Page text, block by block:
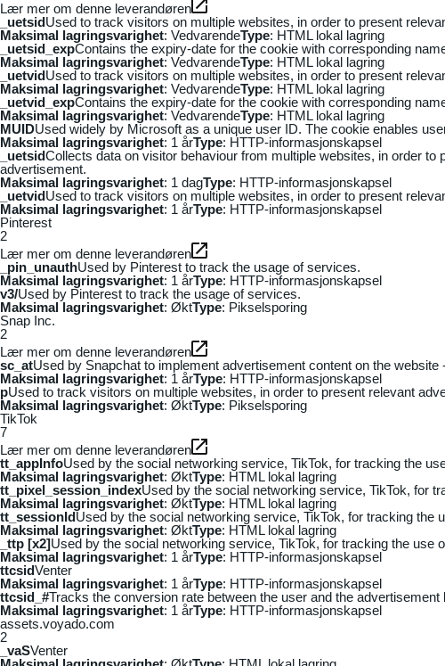
Lær mer om denne leverandøren
_uetsidUsed to track visitors on multiple websites, in order to present
Maksimal lagringsvarighet: VedvarendeType: HTML lokal lagring
_uetsid_expContains the expiry-date for the cookie with corresponding
Maksimal lagringsvarighet: VedvarendeType: HTML lokal lagring
_uetvidUsed to track visitors on multiple websites, in order to present
Maksimal lagringsvarighet: VedvarendeType: HTML lokal lagring
_uetvid_expContains the expiry-date for the cookie with corresponding
Maksimal lagringsvarighet: VedvarendeType: HTML lokal lagring
MUIDUsed widely by Microsoft as a unique user ID. The cookie enables
Maksimal lagringsvarighet: 1 årType: HTTP-informasjonskapsel
_uetsidCollects data on visitor behaviour from multiple websites, in order
advertisement.
Maksimal lagringsvarighet: 1 dagType: HTTP-informasjonskapsel
_uetvidUsed to track visitors on multiple websites, in order to present
Maksimal lagringsvarighet: 1 årType: HTTP-informasjonskapsel
Pinterest
2
Lær mer om denne leverandøren
_pin_unauthUsed by Pinterest to track the usage of services.
Maksimal lagringsvarighet: 1 årType: HTTP-informasjonskapsel
v3/Used by Pinterest to track the usage of services.
Maksimal lagringsvarighet: ØktType: Pikselsporing
Snap Inc.
2
Lær mer om denne leverandøren
sc_atUsed by Snapchat to implement advertisement content on the
Maksimal lagringsvarighet: 1 årType: HTTP-informasjonskapsel
pUsed to track visitors on multiple websites, in order to present relevant
Maksimal lagringsvarighet: ØktType: Pikselsporing
TikTok
7
Lær mer om denne leverandøren
tt_appInfoUsed by the social networking service, TikTok, for tracking the
Maksimal lagringsvarighet: ØktType: HTML lokal lagring
tt_pixel_session_indexUsed by the social networking service, TikTok, for
Maksimal lagringsvarighet: ØktType: HTML lokal lagring
tt_sessionIdUsed by the social networking service, TikTok, for tracking the
Maksimal lagringsvarighet: ØktType: HTML lokal lagring
_ttp [x2]Used by the social networking service, TikTok, for tracking the use
Maksimal lagringsvarighet: 1 årType: HTTP-informasjonskapsel
ttcsidVenter
Maksimal lagringsvarighet: 1 årType: HTTP-informasjonskapsel
ttcsid_#Tracks the conversion rate between the user and the
Maksimal lagringsvarighet: 1 årType: HTTP-informasjonskapsel
assets.voyado.com
2
_vaSVenter